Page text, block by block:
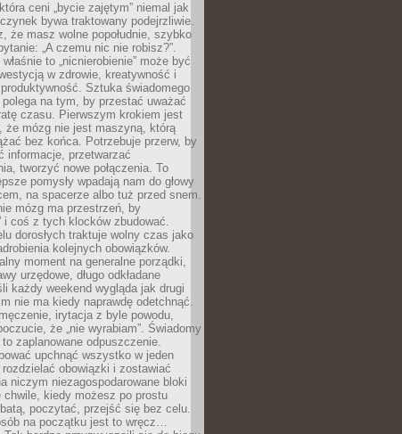
ceni „bycie zajętym” niemal jak
bywa traktowany podejrzliwie.
że masz wolne popołudnie, szybko
„A czemu nic nie robisz?”.
to „nicnierobienie” może być
w zdrowie, kreatywność i
produktywność. Sztuka świadomego
na tym, by przestać uważać
czasu. Pierwszym krokiem jest
że mózg nie jest maszyną, którą
bez końca. Potrzebuje przerw, by
informacje, przetwarzać
tworzyć nowe połączenia. To
pomysły wpadają nam do głowy
na spacerze albo tuż przed snem.
mózg ma przestrzeń, by
i coś z tych klocków zbudować.
dorosłych traktuje wolny czas jako
kolejnych obowiązków.
moment na generalne porządki,
urzędowe, długo odkładane
każdy weekend wygląda jak drugi
nie ma kiedy naprawdę odetchnąć.
irytacja z byle powodu,
że „nie wyrabiam”. Świadomy
zaplanowane odpuszczenie.
upchnąć wszystko w jeden
obowiązki i zostawiać
niczym niezagospodarowane bloki
chwile, kiedy możesz po prostu
poczytać, przejść się bez celu.
na początku jest to wręcz…